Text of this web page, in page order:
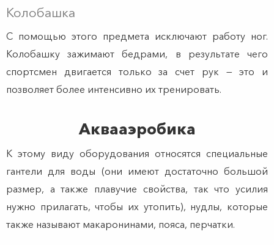
Колобашка
С помощью этого предмета исключают работу ног.
Колобашку зажимают бедрами, в результате чего
спортсмен двигается только за счет рук — это и
позволяет более интенсивно их тренировать.
Аквааэробика
К этому виду оборудования относятся специальные
гантели для воды (они имеют достаточно большой
размер, а также плавучие свойства, так что усилия
нужно прилагать, чтобы их утопить), нудлы, которые
также называют макаронинами, пояса, перчатки.